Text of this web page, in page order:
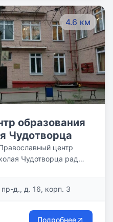
4.6 км
образования
Чудотворца
центр
Чудотворца рад
в образовательных и
д., д. 16, корп. 3
Подробнее